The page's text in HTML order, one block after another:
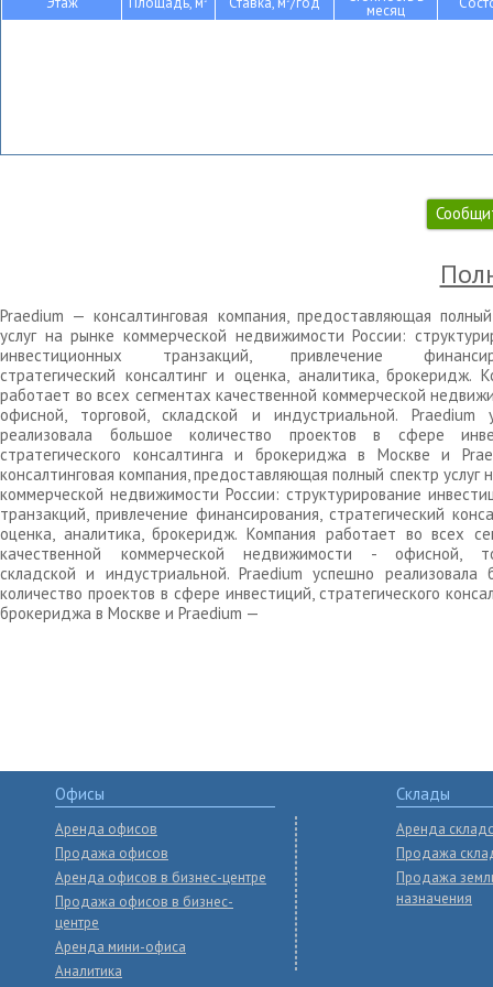
месяц
Praedium — консалтинговая компания, предоставляющая
услуг на рынке коммерческой недвижимости России:
инвестиционных транзакций, привлечение
стратегический консалтинг и оценка, аналитика, брокеридж.
работает во всех сегментах качественной коммерческой
офисной, торговой, складской и индустриальной. Praedium
реализовала большое количество проектов в сфере
стратегического консалтинга и брокериджа в Москве и
консалтинговая компания, предоставляющая полный спектр услуг
коммерческой недвижимости России: структурирование
транзакций, привлечение финансирования, стратегический
оценка, аналитика, брокеридж. Компания работает во всех
качественной коммерческой недвижимости - офисной,
складской и индустриальной. Praedium успешно реализовала
количество проектов в сфере инвестиций, стратегического
брокериджа в Москве и Praedium —
Офисы
Аренда офисов
Продажа офисов
Аренда офисов в бизнес-центре
Продажа офисов в бизнес-
центре
Аренда мини-офиса
Аналитика
Склады
Аренда
Продажа
Продажа
назначения